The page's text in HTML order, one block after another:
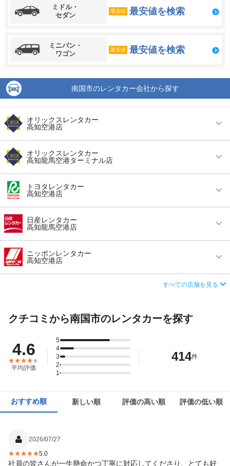
ミドル・
セダン
最安値 最安値を検索
ミニバン・
ワゴン
最安値 最安値を検索
南国市のレンタカー会社から探す
オリックスレンタカー
高知空港店
営業時間 毎日 08:00 ～ 19:00
アクセス 高知空港(高知龍馬空港)より無料送迎車で約3分
住所 南国市物部新開乙６３番２０
この店舗でレンタカーを探す
オリックスレンタカー
高知龍馬空港ターミナル店
営業時間 毎日 08:00 ～ 20:00
アクセス 高知空港(高知龍馬空港)より無料送迎車で約1分
住所 南国市久枝開田６１７
この店舗でレンタカーを探す
トヨタレンタカー
高知空港店
営業時間 毎日 08:00 ～ 20:00
アクセス 高知空港(高知龍馬空港)より無料送迎車で約2分
住所 高知県南国市久枝乙626-3
日産レンタカー
高知龍馬空港店
営業時間 毎日 08:00 ～ 19:00
アクセス 高知空港(高知龍馬空港)より無料送迎車で約10分
ニッポンレンタカー
高知空港店
住所 高知県南国市久枝開田乙６２８－１
この店舗でレンタカーを探す
すべての店舗を見る
クチコミから南国市のレンタカーを探す
4.6
平均評価
5
4
3
2
1
414件
おすすめ順 新しい順 評価の高い順 評価の低い順
2026/07/27
5.0
社員の皆さんが一生懸命かつ丁寧に対応してくださり、とても好